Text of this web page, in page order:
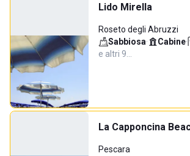
Lido Mirella
Roseto degli Abruzzi
Sabbiosa· Cabine·
e altri 9…
La Capponcina
Pescara